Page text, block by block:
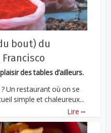
bout) du
des tables d’ailleurs.
Un restaurant où on se
simple et chaleureux...
Lire ...